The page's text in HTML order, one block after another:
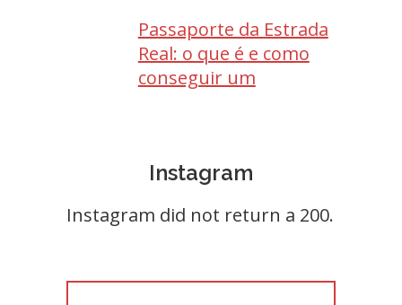
Passaporte da Estrada
Real: o que é e como
conseguir um
Instagram
Instagram did not return a 200.